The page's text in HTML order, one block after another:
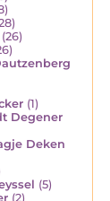
(26)
(1)
Degener
Deken
(5)
(2)